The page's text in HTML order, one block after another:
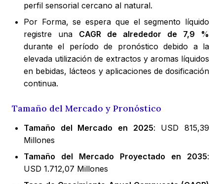
perfil sensorial cercano al natural.
Por Forma, se espera que el segmento líquido
registre una CAGR de alrededor de 7,9 %
durante el período de pronóstico debido a la
elevada utilización de extractos y aromas líquidos
en bebidas, lácteos y aplicaciones de dosificación
continua.
Tamaño del Mercado y Pronóstico
Tamaño del Mercado en 2025: USD 815,39
Millones
Tamaño del Mercado Proyectado en 2035:
USD 1.712,07 Millones